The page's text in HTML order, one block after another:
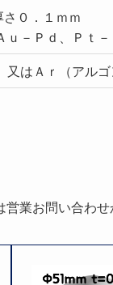
０．１ｍｍ
ｕ－Ｐｄ、Ｐｔ
又はＡｒ（アルゴ
業お問い合わせ